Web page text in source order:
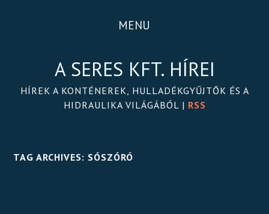
MENU
A SERES KFT. HÍREI
HÍREK A KONTÉNEREK, HULLADÉKGYŰJTŐK ÉS A
HIDRAULIKA VILÁGÁBÓL | RSS
TAG ARCHIVES: SÓSZÓRÓ